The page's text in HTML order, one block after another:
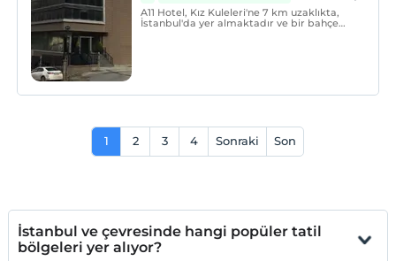
A11 Hotel, Kız Kuleleri'ne 7 km uzaklıkta,
İstanbul'da yer almaktadır ve bir bahçe
1 2 3 4 Sonraki Son
İstanbul ve çevresinde hangi popüler tatil
bölgeleri yer alıyor?